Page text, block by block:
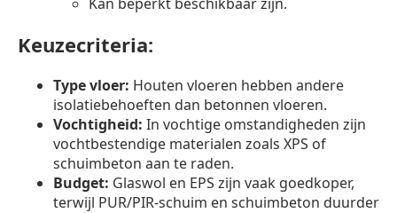
Keuzecriteria:
Type vloer: Houten vloeren hebben andere
isolatiebehoeften dan betonnen vloeren.
Vochtigheid: In vochtige omstandigheden zijn
vochtbestendige materialen zoals XPS of
schuimbeton aan te raden.
Budget: Glaswol en EPS zijn vaak goedkoper,
terwijl PUR/PIR-schuim en schuimbeton duurder